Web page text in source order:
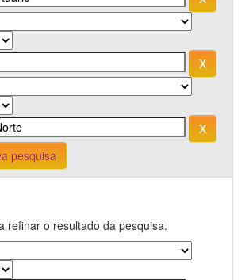
pesquisa
refinar o resultado da pesquisa.